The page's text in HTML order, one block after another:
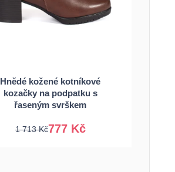
Hnědé kožené kotníkové
kozačky na podpatku s
řaseným svrškem
777 Kč
1 713 Kč
36 37 38 39